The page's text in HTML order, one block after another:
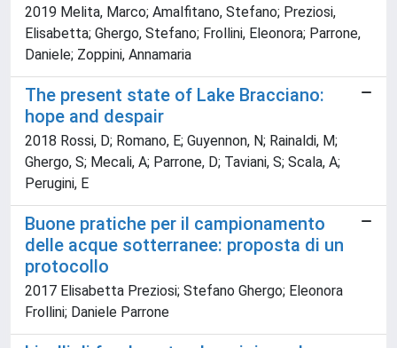
2019 Melita, Marco; Amalfitano, Stefano; Preziosi,
Elisabetta; Ghergo, Stefano; Frollini, Eleonora; Parrone,
Daniele; Zoppini, Annamaria
The present state of Lake Bracciano:
hope and despair
2018 Rossi, D; Romano, E; Guyennon, N; Rainaldi, M;
Ghergo, S; Mecali, A; Parrone, D; Taviani, S; Scala, A;
Perugini, E
Buone pratiche per il campionamento
delle acque sotterranee: proposta di un
protocollo
2017 Elisabetta Preziosi; Stefano Ghergo; Eleonora
Frollini; Daniele Parrone